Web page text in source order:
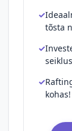
tõsta
kohas!